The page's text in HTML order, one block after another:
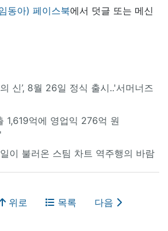
동아) 페이스북에서 덧글 또는 메신
신’, 8월 26일 정식 출시..'서머너즈
1,619억에 영업익 276억 원
이 불러온 스팀 차트 역주행의 바람
위로 목록 다음